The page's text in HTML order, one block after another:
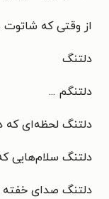
از وقتی که شاتوت
دلتنگ
دلتنگم ...
دلتنگ لحظه‌ای که
دلتنگ سلام‌هایی
دلتنگ صدای خفته